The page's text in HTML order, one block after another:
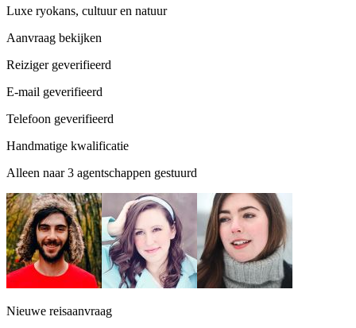
Luxe ryokans, cultuur en natuur
Aanvraag bekijken
Reiziger geverifieerd
E-mail geverifieerd
Telefoon geverifieerd
Handmatige kwalificatie
Alleen naar 3 agentschappen gestuurd
Nieuwe reisaanvraag